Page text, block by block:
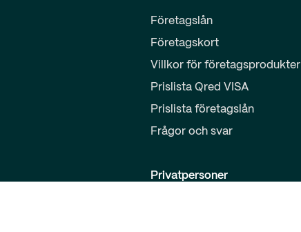
Företagslån
Företagskort
Villkor för företagsprodukter
Prislista Qred VISA
Prislista företagslån
Frågor och svar
Privatpersoner